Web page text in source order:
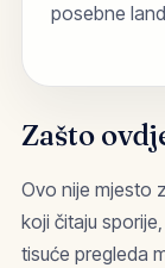
posebne
Zašto
Ovo nije mjesto
koji čitaju
tisuće pregleda